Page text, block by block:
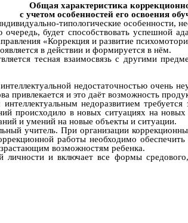
Общая характеристика
с учетом особенностей его освоения
типологические особенности,
будет способствовать успешной
«Коррекция и развитие
в действии и формируется в нём.
тесная взаимосвязь с другими
недостаточностью очень
привлекается и это даёт возможность
недоразвитием
происходило в новых ситуациях на
и умений на новые объекты и ситуации.
учитель. При организации
работы необходимо
возможностям ребенка.
и включает все формы